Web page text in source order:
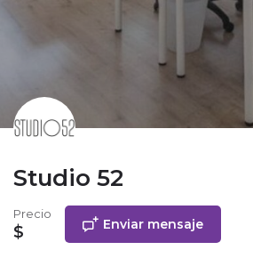
Studio 52
Precio
$ Enviar mensaje